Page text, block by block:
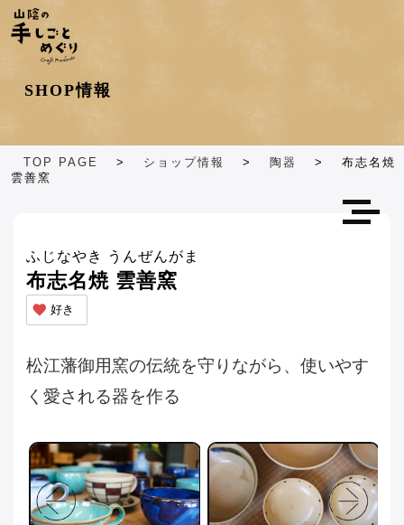
SHOP情報
ショップカテゴリ
エリア別
TOP PAGE > ショップ情報 > 陶器 >
布志名焼
雲善窯
ふじなやき うんぜんがま
布志名焼 雲善窯
好き
松江藩御用窯の伝統を守りながら、使いやす
く愛される器を作る